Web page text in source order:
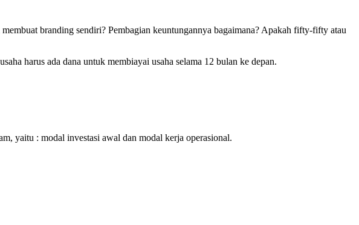
branding sendiri? Pembagian keuntungannya bagaimana? Apakah fifty-fifty atau
harus ada dana untuk membiayai usaha selama 12 bulan ke depan.
yaitu : modal investasi awal dan modal kerja operasional.